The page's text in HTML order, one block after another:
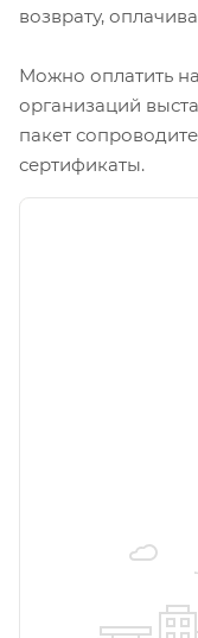
возврату,
Можно оплатить
организаций
пакет
сертификаты.